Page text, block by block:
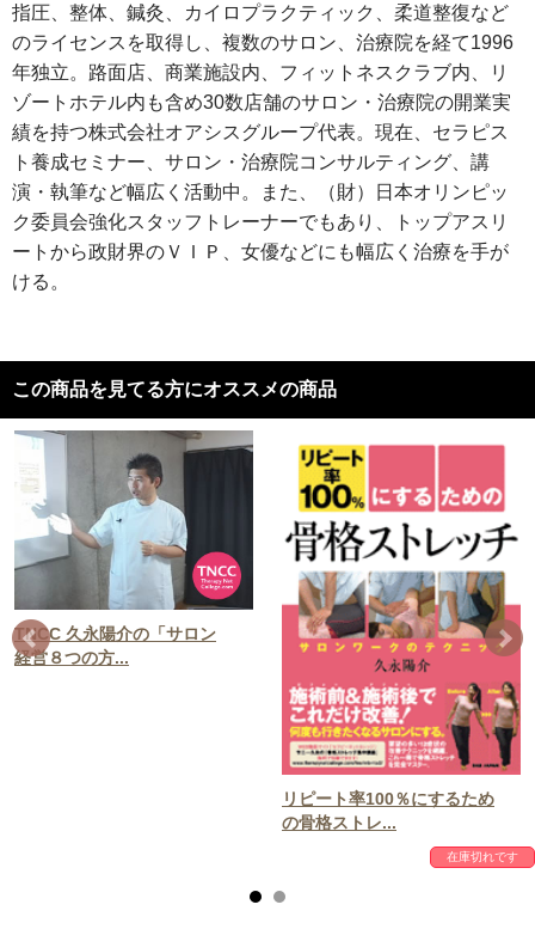
指圧、整体、鍼灸、カイロプラクティック、柔道整復など
のライセンスを取得し、複数のサロン、治療院を経て1996
年独立。路面店、商業施設内、フィットネスクラブ内、リ
ゾートホテル内も含め30数店舗のサロン・治療院の開業実
績を持つ株式会社オアシスグループ代表。現在、セラピス
ト養成セミナー、サロン・治療院コンサルティング、講
演・執筆など幅広く活動中。また、（財）日本オリンピッ
ク委員会強化スタッフトレーナーでもあり、トップアスリ
ートから政財界のＶＩＰ、女優などにも幅広く治療を手が
ける。
この商品を見てる方にオススメの商品
TNCC 久永陽介の「サロン
経営８つの方...
リピート率100％にするため
の骨格ストレ...
在庫切れです